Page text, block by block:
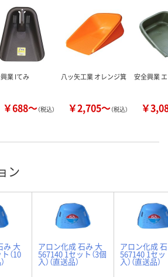
業 Iてみ
￥688～（税込）
八ッ矢工業 オレンジ箕
￥2,705～（税込）
安全興業
￥
ン
み 大
（10
アロン化成 石み 大
567140 1セット（3個
入）（直送品）
アロン化成
567140 1セッ
入）（直送品）